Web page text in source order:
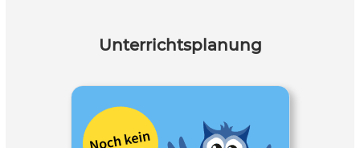
Unterrichtsplanung